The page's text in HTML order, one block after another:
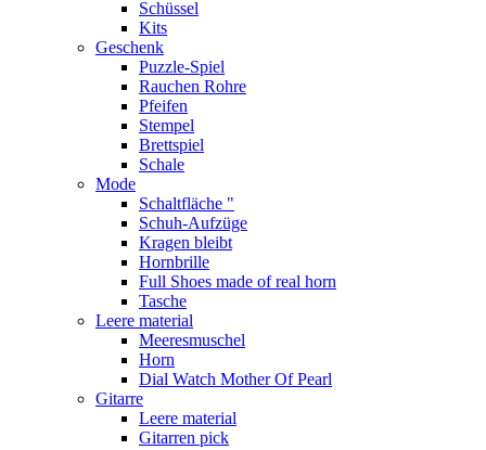
Schüssel
Kits
Geschenk
Puzzle-Spiel
Rauchen Rohre
Pfeifen
Stempel
Brettspiel
Schale
Mode
Schaltfläche "
Schuh-Aufzüge
Kragen bleibt
Hornbrille
Full Shoes made of real horn
Tasche
Leere material
Meeresmuschel
Horn
Dial Watch Mother Of Pearl
Gitarre
Leere material
Gitarren pick